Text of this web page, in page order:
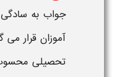
جواببه
آموزان قرار
تحصیلی محسوب